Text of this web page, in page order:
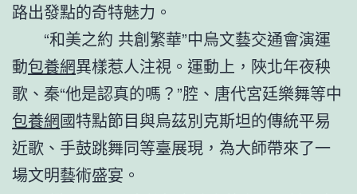
路出發點的奇特魅力。
“和美之約 共創繁華”中烏文藝交通會演運
動包養網異樣惹人注視。運動上，陜北年夜秧
歌、秦“他是認真的嗎？”腔、唐代宮廷樂舞等中
包養網國特點節目與烏茲別克斯坦的傳統平易
近歌、手鼓跳舞同等臺展現，為大師帶來了一
場文明藝術盛宴。